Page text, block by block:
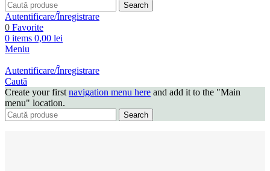
Search
Autentificare/Înregistrare
0 Favorite
0 items 0,00 lei
Meniu
Autentificare/Înregistrare
Caută
Create your first navigation menu here and add it to the "Main
menu" location.
Search